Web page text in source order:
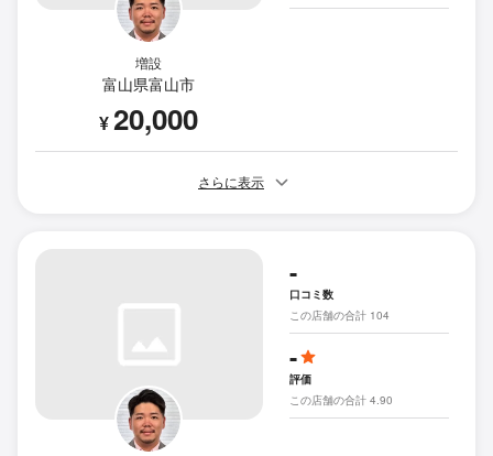
増設
富山県富山市
¥20,000
さらに表示
-
口コミ数
この店舗の合計 104
-
評価
この店舗の合計 4.90